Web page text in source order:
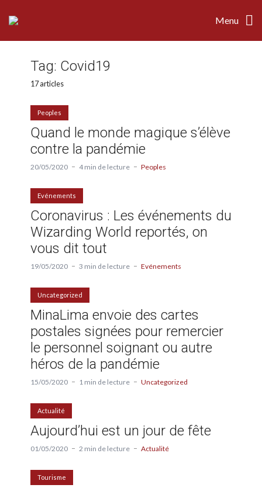
Menu
Tag: Covid19
17 articles
Peoples
Quand le monde magique s’élève
contre la pandémie
20/05/2020 4 min de lecture Peoples
Evénements
Coronavirus : Les événements du
Wizarding World reportés, on
vous dit tout
19/05/2020 3 min de lecture Evénements
Uncategorized
MinaLima envoie des cartes
postales signées pour remercier
le personnel soignant ou autre
héros de la pandémie
15/05/2020 1 min de lecture Uncategorized
Actualité
Aujourd’hui est un jour de fête
01/05/2020 2 min de lecture Actualité
Tourisme